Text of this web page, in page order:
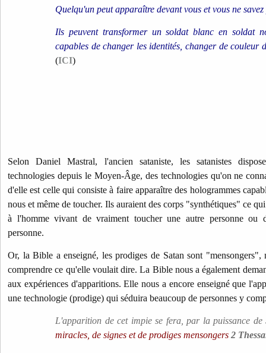
Quelqu'un peut apparaître devant vous et vous ne savez
Ils peuvent transformer un soldat blanc en soldat
capables de changer les identités, changer de
(ICI)
Selon Daniel Mastral, l'ancien sataniste, les satanistes
technologies depuis le Moyen-Âge, des technologies qu'on ne
d'elle est celle qui consiste à faire apparaître des hologrammes
nous et même de toucher. Ils auraient des corps "synthétiques" ce
à l'homme vivant de vraiment toucher une autre personne ou
personne.
Or, la Bible a enseigné, les prodiges de Satan sont "mensongers",
comprendre ce qu'elle voulait dire. La Bible nous a également
aux expériences d'apparitions. Elle nous a encore enseigné que
une technologie (prodige) qui séduira beaucoup de personnes y
L'apparition de cet impie se fera, par la puissance
miracles, de signes et de prodiges mensongers 2